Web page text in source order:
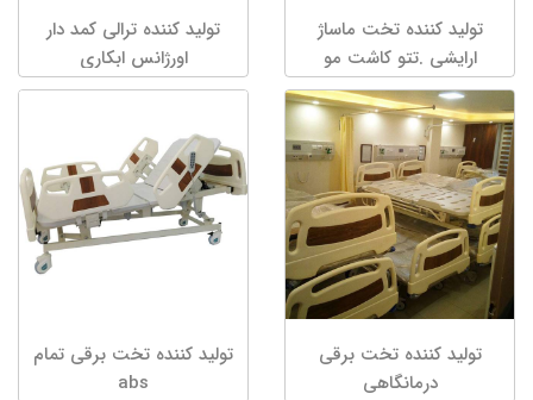
تولید کننده تخت ماساژ
ارایشی .تتو کاشت مو
تولید کننده ترالی کمد دار
اورژانس ابکاری
تولید کننده تخت برقی
درمانگاهی
تولید کننده تخت برقی تمام
abs